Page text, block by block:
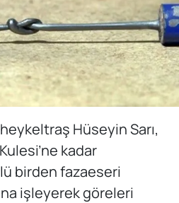
Hüseyin Sarı,
kadar
birden fazaeseri
işleyerek göreleri